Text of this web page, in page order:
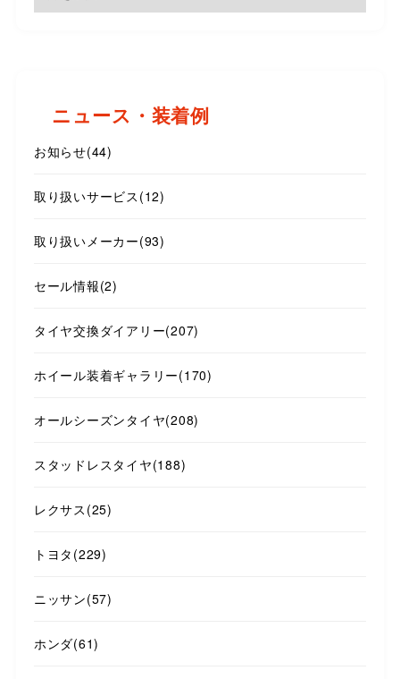
ニュース・装着例
お知らせ(44)
取り扱いサービス (12)
取り扱いメーカー(93)
セール情報(2)
タイヤ交換ダイアリー(207)
ホイール装着ギャラリー(170)
オールシーズンタイヤ(208)
スタッドレスタイヤ(188)
レクサス (25)
トヨタ (229)
ニッサン(57)
ホンダ(61)